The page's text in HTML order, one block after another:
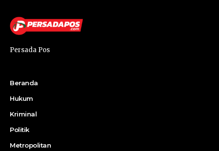
Persada Pos
Beranda
Hukum
Kriminal
Politik
Metropolitan